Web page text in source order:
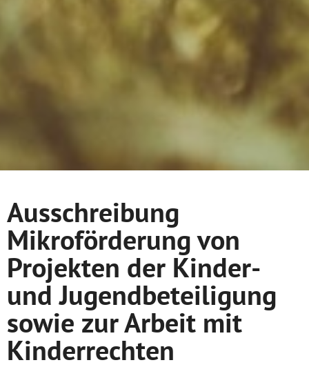
Ausschreibung
Mikroförderung von
Projekten der Kinder-
und Jugendbeteiligung
sowie zur Arbeit mit
Kinderrechten